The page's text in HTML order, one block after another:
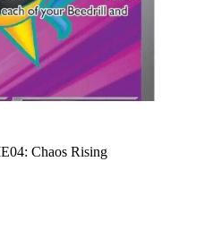
Chaos Rising